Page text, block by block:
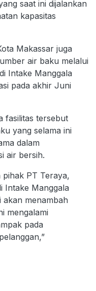
saat ini dijalankan
kapasitas
Makassar juga
air baku melalui
Intake Manggala
pada akhir Juni
fasilitas tersebut
yang selama ini
dalam
air bersih.
pihak PT Teraya,
Intake Manggala
akan menambah
mengalami
pada